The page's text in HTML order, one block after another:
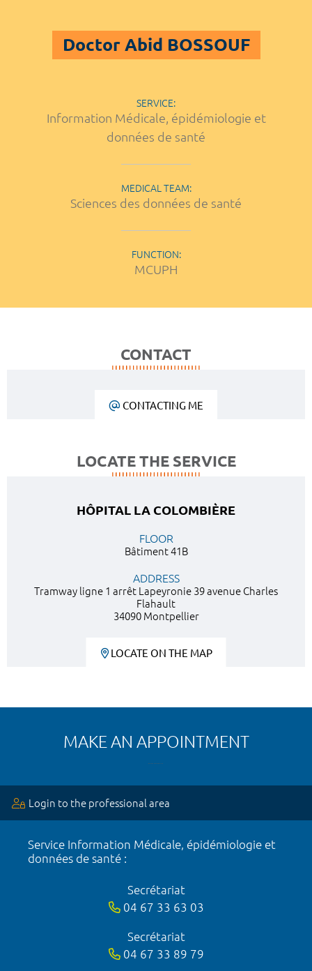
Doctor Abid BOSSOUF
SERVICE:
Information Médicale, épidémiologie et
données de santé
MEDICAL TEAM:
Sciences des données de santé
FUNCTION:
MCUPH
CONTACT
CONTACTING ME
LOCATE THE SERVICE
HÔPITAL LA COLOMBIÈRE
FLOOR
Bâtiment 41B
ADDRESS
Tramway ligne 1 arrêt Lapeyronie 39 avenue Charles
Flahault
34090 Montpellier
LOCATE ON THE MAP
MAKE AN APPOINTMENT
Login to the professional area
Service Information Médicale, épidémiologie et
données de santé :
Secrétariat
04 67 33 63 03
Secrétariat
04 67 33 89 79